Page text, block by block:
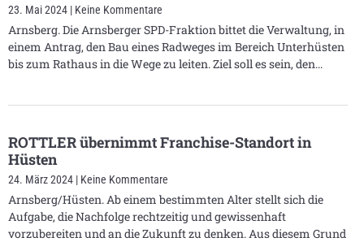
23. Mai 2024 Keine Kommentare
Arnsberg. Die Arnsberger SPD-Fraktion bittet die Verwaltung, in
einem Antrag, den Bau eines Radweges im Bereich Unterhüsten
bis zum Rathaus in die Wege zu leiten. Ziel soll es sein, den
ROTTLER übernimmt Franchise-Standort in
Hüsten
24. März 2024 Keine Kommentare
Arnsberg/Hüsten. Ab einem bestimmten Alter stellt sich die
Aufgabe, die Nachfolge rechtzeitig und gewissenhaft
vorzubereiten und an die Zukunft zu denken. Aus diesem Grund